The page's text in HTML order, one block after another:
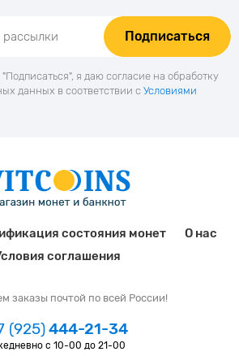
Подписаться
я даю согласие на обработку
данных в соответствии с Условиями
состояния монет
О нас
соглашения
заказы почтой по всей России!
(925)444-21-34
с 10-00 до 21-00